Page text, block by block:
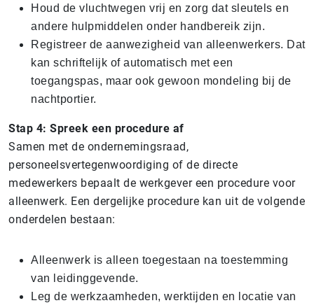
Houd de vluchtwegen vrij en zorg dat sleutels en
andere hulpmiddelen onder handbereik zijn.
Registreer de aanwezigheid van alleenwerkers. Dat
kan schriftelijk of automatisch met een
toegangspas, maar ook gewoon mondeling bij de
nachtportier.
Stap 4: Spreek een procedure af
Samen met de ondernemingsraad,
personeelsvertegenwoordiging of de directe
medewerkers bepaalt de werkgever een procedure voor
alleenwerk. Een dergelijke procedure kan uit de volgende
onderdelen bestaan:
Alleenwerk is alleen toegestaan na toestemming
van leidinggevende.
Leg de werkzaamheden, werktijden en locatie van